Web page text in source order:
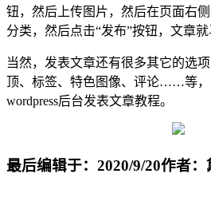
钮，然后上传图片，然后在页面右
分类，然后点击“发布”按钮，文章就
当然，发表文章还有很多其它的选
顶、标签、特色图像、评论……等，
wordpress后台发表文章教程。
最后编辑于：2020/9/20作者：